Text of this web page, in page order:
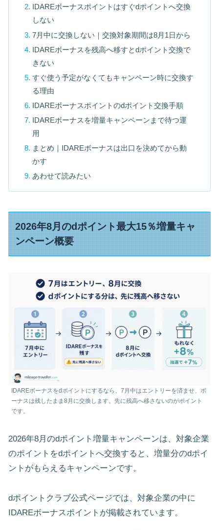
IDAREボーナスポイントはすぐdポイントへ交換
しない
7月中に交換しない｜交換対象期間は8月1日から
IDAREボーナスを残高へ移すとdポイント交換で
きない
すぐ使う予定がなくてもキャンペーン時に交換す
る理由
IDAREボーナスポイントのdポイント交換手順
IDAREボーナスを増量キャンペーンまで待つ運
用
まとめ｜IDAREボーナスは出口を決めてから動
かす
あわせて読みたい
2026年8月のdポイント最大15％増量キャ
ンペーン概要
IDAREボーナスをdポイントにするなら、7月中はエントリーを済ませ、ボ
ーナスは残したまま8月に交換します。先に残高へ移さないのがポイント
です。
2026年8月のdポイント増量キャンペーンは、対象企業
のポイントをdポイントへ交換すると、増量分のdポイ
ントがもらえるキャンペーンです。
dポイントクラブ公式ページでは、対象企業の中に
IDAREボーナスポイントが掲載されています。